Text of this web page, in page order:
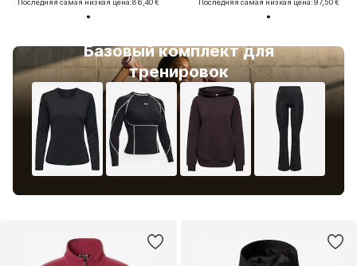
Последняя самая низкая цена:86,40 €
Базовый комплект для
тренировок
Последняя самая низкая цена:97,50 €